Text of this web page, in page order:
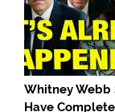
Whitney Webb
Have